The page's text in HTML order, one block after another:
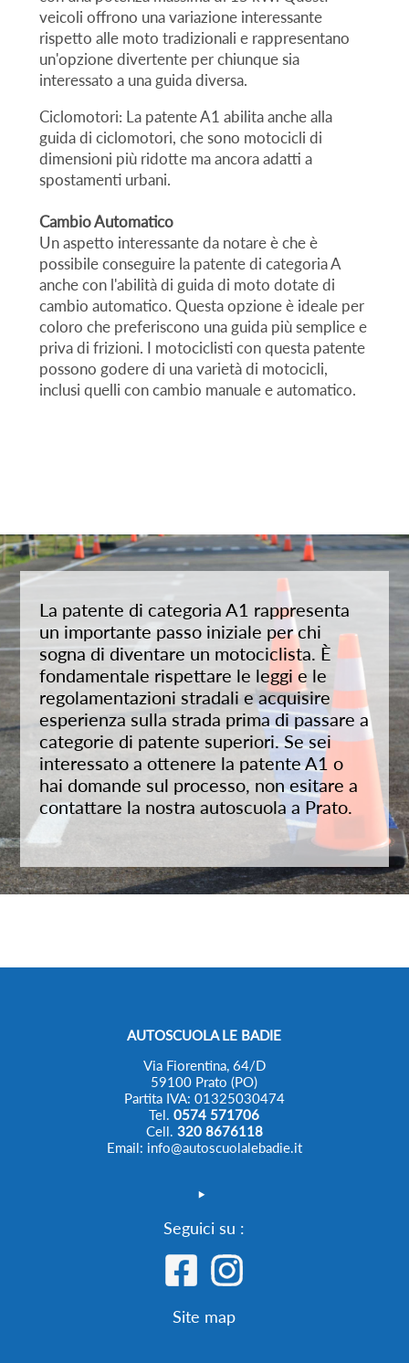
veicoli offrono una variazione interessante
rispetto alle moto tradizionali e rappresentano
un'opzione divertente per chiunque sia
interessato a una guida diversa.
Ciclomotori: La patente A1 abilita anche alla
guida di ciclomotori, che sono motocicli di
dimensioni più ridotte ma ancora adatti a
spostamenti urbani.
Cambio Automatico
Un aspetto interessante da notare è che è
possibile conseguire la patente di categoria A
anche con l'abilità di guida di moto dotate di
cambio automatico. Questa opzione è ideale per
coloro che preferiscono una guida più semplice e
priva di frizioni. I motociclisti con questa patente
possono godere di una varietà di motocicli,
inclusi quelli con cambio manuale e automatico.
La patente di categoria A1 rappresenta
un importante passo iniziale per chi
sogna di diventare un motociclista. È
fondamentale rispettare le leggi e le
regolamentazioni stradali e acquisire
esperienza sulla strada prima di passare a
categorie di patente superiori. Se sei
interessato a ottenere la patente A1 o
hai domande sul processo, non esitare a
contattare la nostra autoscuola a Prato.
AUTOSCUOLA LE BADIE
Via Fiorentina, 64/D
59100 Prato (PO)
Partita IVA: 01325030474
Tel.0574 571706
Cell. 320 8676118
Email: info@autoscuolalebadie.it
Seguici su :
Site map